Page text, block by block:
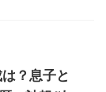
？息子と